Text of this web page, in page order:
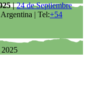
|24 de Septiembre
| Tel:+54